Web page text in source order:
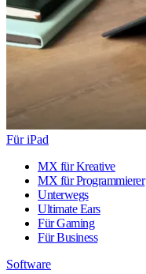
Für iPad
MX für Kreative
MX für Programmierer
Unterwegs
Ultimate Ears
Für Gaming
Für Business
Software